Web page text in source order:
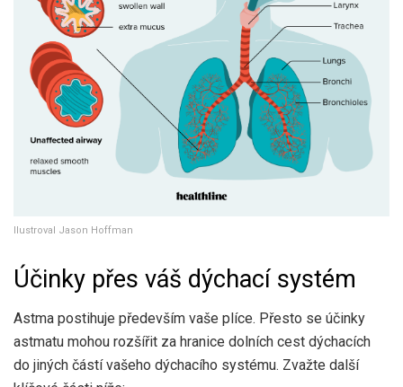
Ilustroval Jason Hoffman
Účinky přes váš dýchací systém
Astma postihuje především vaše plíce. Přesto se účinky
astmatu mohou rozšířit za hranice dolních cest dýchacích
do jiných částí vašeho dýchacího systému. Zvažte další